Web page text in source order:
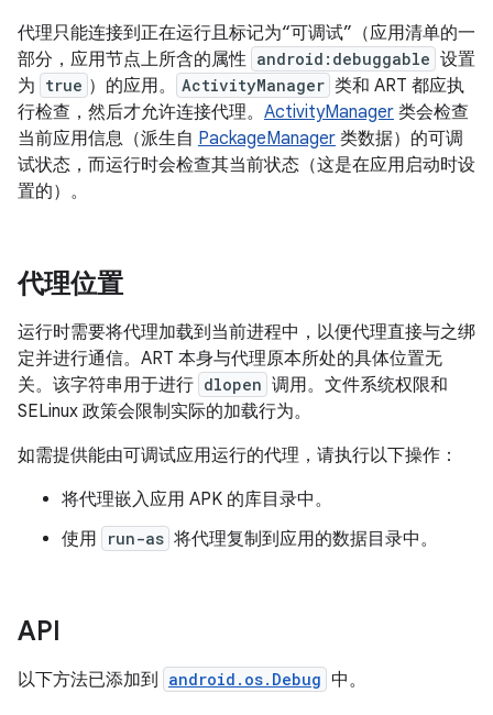
代理只能连接到正在运行且标记为“可调试”（应用清单的一
部分，应用节点上所含的属性 android:debuggable 设置
为 true ）的应用。 ActivityManager 类和 ART 都应执
行检查，然后才允许连接代理。 ActivityManager 类会检查
当前应用信息（派生自 PackageManager 类数据）的可调
试状态，而运行时会检查其当前状态（这是在应用启动时设
置的）。
代理位置
运行时需要将代理加载到当前进程中，以便代理直接与之绑
定并进行通信。ART 本身与代理原本所处的具体位置无
关。该字符串用于进行 dlopen 调用。文件系统权限和
SELinux 政策会限制实际的加载行为。
如需提供能由可调试应用运行的代理，请执行以下操作：
将代理嵌入应用 APK 的库目录中。
使用
run-as 将代理复制到应用的数据目录中。
API
以下方法已添加到 android.os.Debug 中。